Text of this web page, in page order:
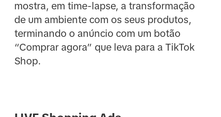
mostra, em time-lapse, a transformação
de um ambiente com os seus produtos,
terminando o anúncio com um botão
“Comprar agora” que leva para a TikTok
Shop.